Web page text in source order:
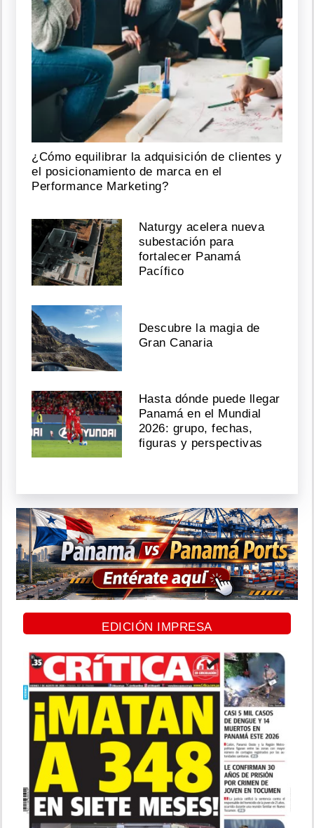
¿Cómo equilibrar la adquisición de clientes y
el posicionamiento de marca en el
Performance Marketing?
Naturgy acelera nueva
subestación para
fortalecer Panamá
Pacífico
Descubre la magia de
Gran Canaria
Hasta dónde puede llegar
Panamá en el Mundial
2026: grupo, fechas,
figuras y perspectivas
EDICIÓN IMPRESA